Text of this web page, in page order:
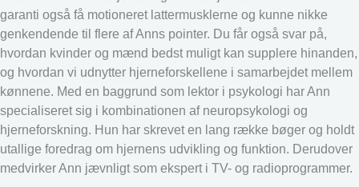
garanti også få motioneret lattermusklerne og kunne nikke
genkendende til flere af Anns pointer. Du får også svar på,
hvordan kvinder og mænd bedst muligt kan supplere hinanden,
og hvordan vi udnytter hjerneforskellene i samarbejdet mellem
kønnene. Med en baggrund som lektor i psykologi har Ann
specialiseret sig i kombinationen af neuropsykologi og
hjerneforskning. Hun har skrevet en lang række bøger og holdt
utallige foredrag om hjernens udvikling og funktion. Derudover
medvirker Ann jævnligt som ekspert i TV- og radioprogrammer.